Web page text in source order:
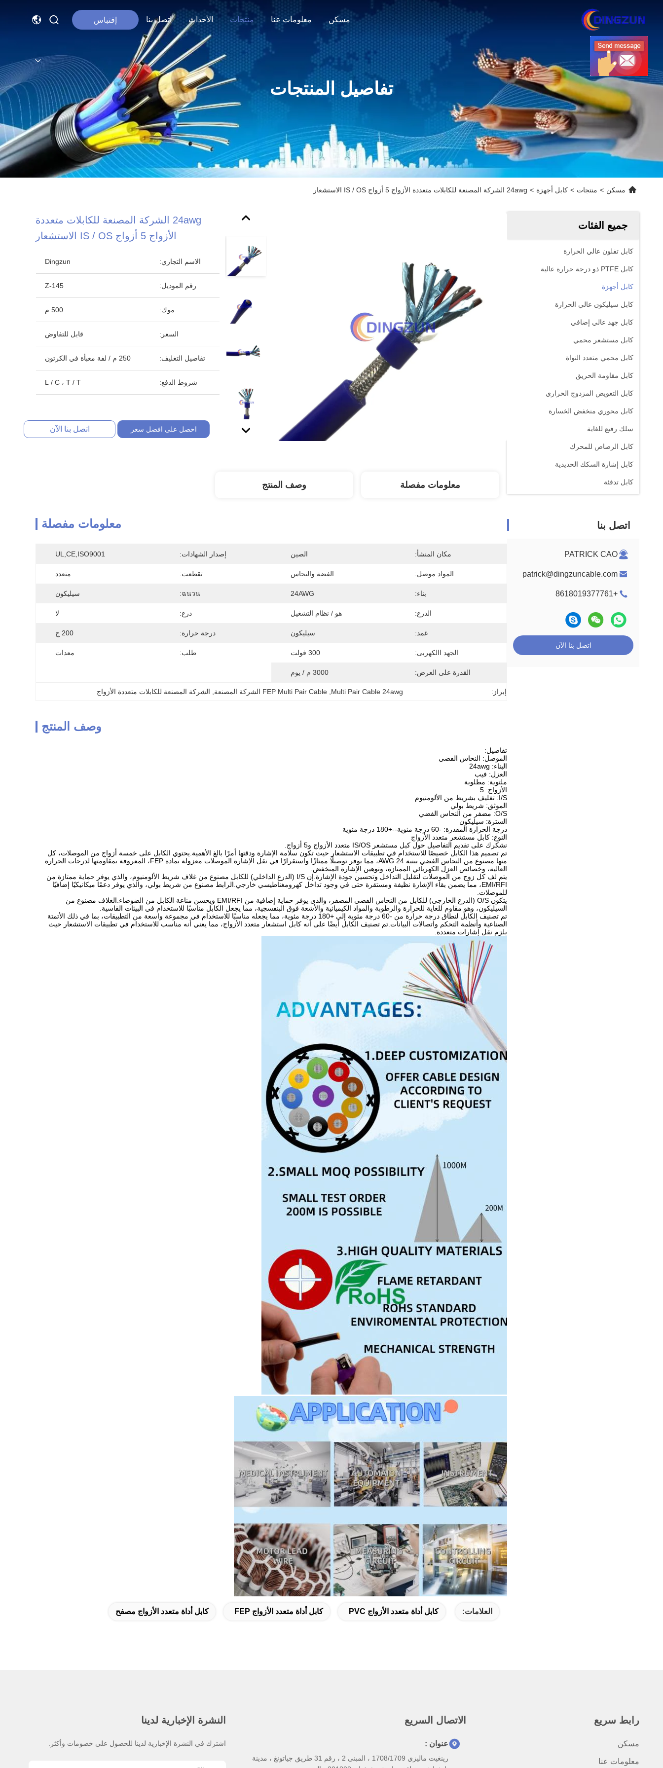
مسكن معلومات عنا منتجات الأحداث اتصل بنا إقتباس
تفاصيل المنتجات
مسكن > منتجات > كابل أجهزة > 24awg الشركة المصنعة للكابلات متعددة الأزواج 5 أزواج IS / OS الاستشعار
جميع الفئات
كابل تفلون عالي الحرارة
كابل PTFE ذو درجة حرارة عالية
كابل أجهزة
كابل سيليكون عالي الحرارة
كابل جهد عالي إضافي
كابل مستشعر محمي
كابل محمي متعدد النواة
كابل مقاومة الحريق
كابل التعويض المزدوج الحراري
كابل محوري منخفض الخسارة
سلك رفيع للغاية
كابل الرصاص للمحرك
كابل إشارة السكك الحديدية
كابل تدفئة
اتصل بنا
PATRICK CAO
patrick@dingzuncable.com
+8618019377761
اتصل بنا الآن
24awg الشركة المصنعة للكابلات متعددة
الأزواج 5 أزواج IS / OS الاستشعار
الاسم التجاري: Dingzun
رقم الموديل: Z-145
موك: 500 م
السعر: قابل للتفاوض
تفاصيل التغليف: 250 م / لفة معبأة في الكرتون
شروط الدفع: L / C ، T / T
احصل على افضل سعر اتصل بنا الآن
معلومات مفصلة وصف المنتج
معلومات مفصلة
مكان المنشأ: الصين إصدار الشهادات: UL,CE,ISO9001
المواد موصل: الفضة والنحاس تقطعت: متعدد
بناء: 24AWG
ฉนวน: سيليكون
الدرع: هو / نظام التشغيل درع: لا
غمد: سيليكون درجة حرارة: 200 ج
الجهد االكهربى: 300 فولت طلب: معدات
القدرة على العرض: 3000 م / يوم
إبراز: Multi Pair Cable 24awg
, FEP Multi Pair Cable الشركة المصنعة الشركة المصنعة للكابلات متعددة الأزواج
وصف المنتج
تفاصيل:
الموصل: النحاس الفضي
البناء: 24awg
العزل: فيب
ملتوية: مطلوبة
الأزواج: 5
I/S: تغليف بشريط من الألومنيوم
الموثق: شريط بولي
O/S: مضفر من النحاس الفضي
السترة: سيليكون
درجة الحرارة المقدرة: -60 درجة مئوية--+180 درجة مئوية
النوع: كابل مستشعر متعدد الأزواج
نشكرك على تقديم التفاصيل حول كبل مستشعر IS/OS متعدد الأزواج و5 أزواج.
تم تصميم هذا الكابل خصيصًا للاستخدام في تطبيقات الاستشعار حيث تكون سلامة الإشارة ودقتها أمرًا بالغ الأهمية.يحتوي الكابل على خمسة أزواج من الموصلات، كل
منها مصنوع من النحاس الفضي ببنية 24 AWG، مما يوفر توصيلًا ممتازًا واستقرارًا في نقل الإشارة.الموصلات معزولة بمادة FEP، المعروفة بمقاومتها لدرجات الحرارة
العالية، وخصائص العزل الكهربائي الممتازة، وتوهين الإشارة المنخفض.
يتم لف كل زوج من الموصلات لتقليل التداخل وتحسين جودة الإشارة.إن I/S (الدرع الداخلي) للكابل مصنوع من غلاف شريط الألومنيوم، والذي يوفر حماية ممتازة من
EMI/RFI، مما يضمن بقاء الإشارة نظيفة ومستقرة حتى في وجود تداخل كهرومغناطيسي خارجي.الرابط مصنوع من شريط بولي، والذي يوفر دعمًا ميكانيكيًا إضافيًا
للموصلات.
يتكون O/S (الدرع الخارجي) للكابل من النحاس الفضي المضفر، والذي يوفر حماية إضافية من EMI/RFI ويحسن مناعة الكابل من الضوضاء.الغلاف مصنوع من
السيليكون، وهو مقاوم للغاية للحرارة والرطوبة والمواد الكيميائية والأشعة فوق البنفسجية، مما يجعل الكابل مناسبًا للاستخدام في البيئات القاسية.
تم تصنيف الكابل لنطاق درجة حرارة من -60 درجة مئوية إلى +180 درجة مئوية، مما يجعله مناسبًا للاستخدام في مجموعة واسعة من التطبيقات، بما في ذلك الأتمتة
الصناعية وأنظمة التحكم واتصالات البيانات.تم تصنيف الكابل أيضًا على أنه كابل استشعار متعدد الأزواج، مما يعني أنه مناسب للاستخدام في تطبيقات الاستشعار حيث
يلزم نقل إشارات متعددة.
العلامات: كابل أداة متعدد الأزواج PVC كابل أداة متعدد الأزواج FEP كابل أداة متعدد الأزواج مصفح
رابط سريع
مسكن
معلومات عنا
الاتصال السريع
عنوان :
رينغيت ماليزي 1708/1709 ، المبنى 2 ، رقم 31 طريق جياتونغ ، مدينة
النشرة الإخبارية لدينا
اشترك في النشرة الإخبارية لدينا للحصول على خصومات وأكثر.